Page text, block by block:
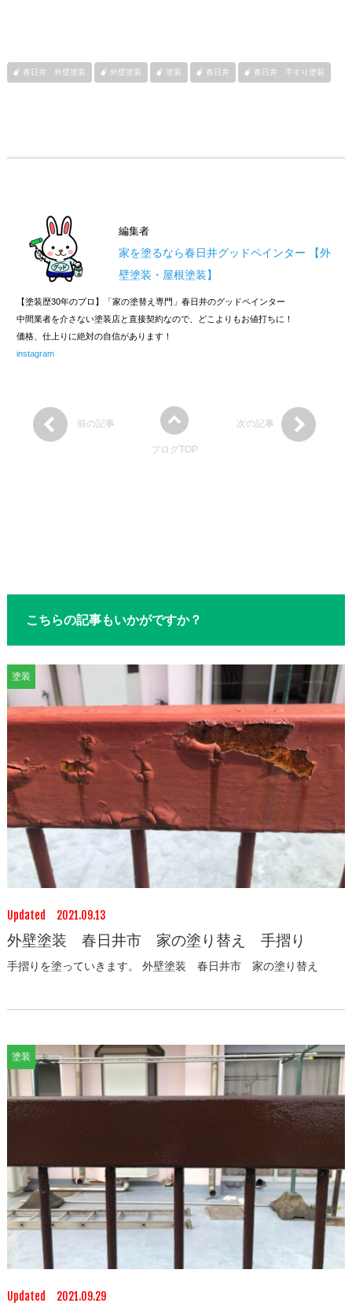
春日井 外壁塗装 外壁塗装 塗装 春日井 春日井 手すり塗装
編集者
家を塗るなら春日井グッドペインター 【外
壁塗装・屋根塗装】
【塗装歴30年のプロ】「家の塗替え専門」春日井のグッドペインター
中間業者を介さない塗装店と直接契約なので、どこよりもお値打ちに！
価格、仕上りに絶対の自信があります！
instagram
前の記事
ブログTOP
次の記事
こちらの記事もいかがですか？
塗装
Updated 2021.09.13
外壁塗装 春日井市 家の塗り替え 手摺り
手摺りを塗っていきます。 外壁塗装 春日井市 家の塗り替え
塗装
Updated 2021.09.29